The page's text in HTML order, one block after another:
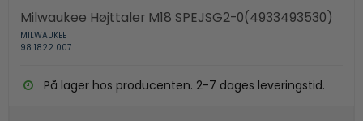
Milwaukee Højttaler M18 SPEJSG2-0(4933493530)
MILWAUKEE
98 1822 007
På lager hos producenten. 2-7 dages leveringstid.